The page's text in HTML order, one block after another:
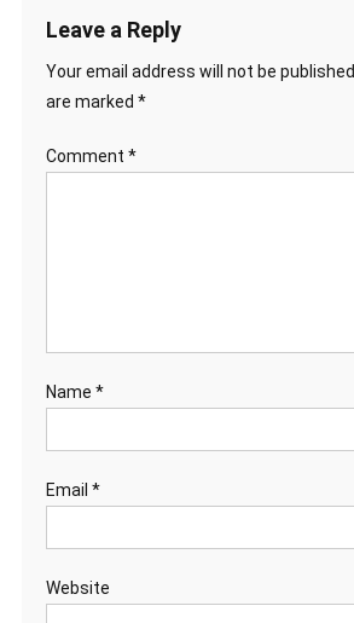
Leave a Reply
Your email address will not be published.
are marked *
Comment *
Name *
Email *
Website